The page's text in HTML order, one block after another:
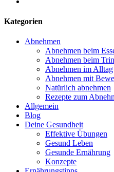
Kategorien
Abnehmen
Abnehmen beim
Abnehmen beim
Abnehmen im Alltag
Abnehmen mit
Natürlich abnehmen
Rezepte zum
Allgemein
Blog
Deine Gesundheit
Effektive Übungen
Gesund Leben
Gesunde Ernährung
Konzepte